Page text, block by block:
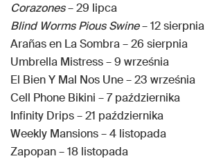
Corazones– 29 lipca
Blind Worms Pious Swine– 12 sierpnia
Arañas en La Sombra – 26 sierpnia
Umbrella Mistress – 9 września
El Bien Y Mal Nos Une – 23 września
Cell Phone Bikini – 7 października
Infinity Drips – 21 października
Weekly Mansions – 4 listopada
Zapopan – 18 listopada